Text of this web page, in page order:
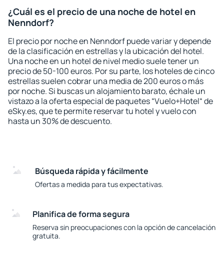
¿Cuál es el precio de una noche de hotel en
Nenndorf?
El precio por noche en Nenndorf puede variar y depende
de la clasificación en estrellas y la ubicación del hotel.
Una noche en un hotel de nivel medio suele tener un
precio de 50-100 euros. Por su parte, los hoteles de cinco
estrellas suelen cobrar una media de 200 euros o más
por noche. Si buscas un alojamiento barato, échale un
vistazo a la oferta especial de paquetes “Vuelo+Hotel“ de
eSky.es, que te permite reservar tu hotel y vuelo con
hasta un 30% de descuento.
Búsqueda rápida y fácilmente
Ofertas a medida para tus expectativas.
Planifica de forma segura
Reserva sin preocupaciones con la opción de cancelación
gratuita.